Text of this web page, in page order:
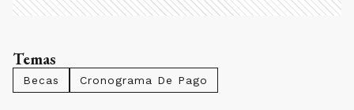
Temas
Becas Cronograma De Pago